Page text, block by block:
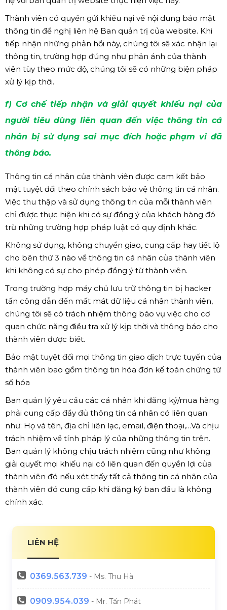
Thành viên có quyền gửi khiếu nại về nội dung bảo mật
thông tin đề nghị liên hệ Ban quản trị của website. Khi
tiếp nhận những phản hồi này, chúng tôi sẽ xác nhận lại
thông tin, trường hợp đúng như phản ánh của thành
viên tùy theo mức độ, chúng tôi sẽ có những biện pháp
xử lý kịp thời.
f) Cơ chế tiếp nhận và giải quyết khiếu nại của
người tiêu dùng liên quan đến việc thông tin cá
nhân bị sử dụng sai mục đích hoặc phạm vi đã
thông báo.
Thông tin cá nhân của thành viên được cam kết bảo
mật tuyệt đối theo chính sách bảo vệ thông tin cá nhân.
Việc thu thập và sử dụng thông tin của mỗi thành viên
chỉ được thực hiện khi có sự đồng ý của khách hàng đó
trừ những trường hợp pháp luật có quy định khác.
Không sử dụng, không chuyển giao, cung cấp hay tiết lộ
cho bên thứ 3 nào về thông tin cá nhân của thành viên
khi không có sự cho phép đồng ý từ thành viên.
Trong trường hợp máy chủ lưu trữ thông tin bị hacker
tấn công dẫn đến mất mát dữ liệu cá nhân thành viên,
chúng tôi sẽ có trách nhiệm thông báo vụ việc cho cơ
quan chức năng điều tra xử lý kịp thời và thông báo cho
thành viên được biết.
Bảo mật tuyệt đối mọi thông tin giao dịch trực tuyến của
thành viên bao gồm thông tin hóa đơn kế toán chứng từ
số hóa
Ban quản lý yêu cầu các cá nhân khi đăng ký/mua hàng
phải cung cấp đầy đủ thông tin cá nhân có liên quan
như: Họ và tên, địa chỉ liên lạc, email, điện thoại,…Và chịu
trách nhiệm về tính pháp lý của những thông tin trên.
Ban quản lý không chịu trách nhiệm cũng như không
giải quyết mọi khiếu nại có liên quan đến quyền lợi của
thành viên đó nếu xét thấy tất cả thông tin cá nhân của
thành viên đó cung cấp khi đăng ký ban đầu là không
chính xác.
LIÊN HỆ
0369.563.739 - Ms. Thu Hà
0909.954.039 - Mr. Tấn Phát